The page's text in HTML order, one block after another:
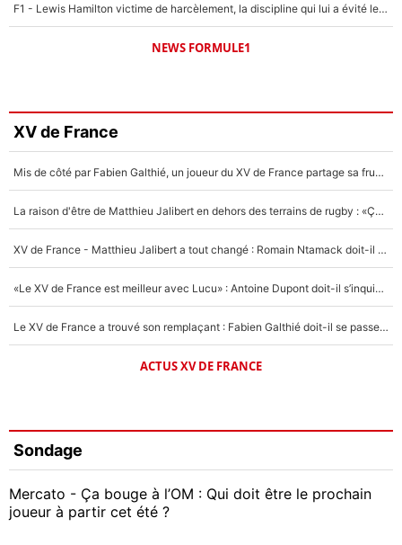
F1 - Lewis Hamilton victime de harcèlement, la discipline qui lui a évité le pire : «J'aurais probablement mal tourné»
NEWS FORMULE1
XV de France
Mis de côté par Fabien Galthié, un joueur du XV de France partage sa frustration : «ils ne me l’ont pas dit tout de suite»
La raison d'être de Matthieu Jalibert en dehors des terrains de rugby : «Ça m'atteint autant que si tu touches à un membre de ma famille»
XV de France - Matthieu Jalibert a tout changé : Romain Ntamack doit-il s’inquiéter pour sa place à un an de la Coupe du monde ?
«Le XV de France est meilleur avec Lucu» : Antoine Dupont doit-il s’inquiéter pour sa place ?
Le XV de France a trouvé son remplaçant : Fabien Galthié doit-il se passer d'Antoine Dupont ?
ACTUS XV DE FRANCE
Sondage
Mercato - Ça bouge à l’OM : Qui doit être le prochain
joueur à partir cet été ?